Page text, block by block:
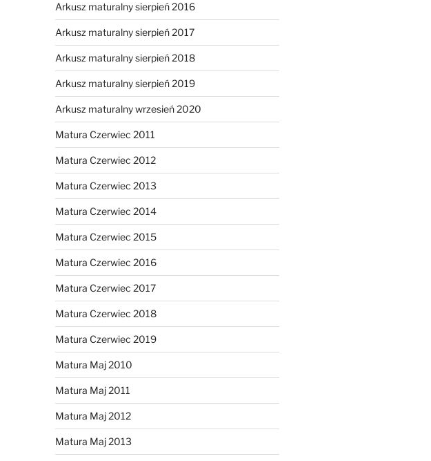
Arkusz maturalny sierpień 2016
Arkusz maturalny sierpień 2017
Arkusz maturalny sierpień 2018
Arkusz maturalny sierpień 2019
Arkusz maturalny wrzesień 2020
Matura Czerwiec 2011
Matura Czerwiec 2012
Matura Czerwiec 2013
Matura Czerwiec 2014
Matura Czerwiec 2015
Matura Czerwiec 2016
Matura Czerwiec 2017
Matura Czerwiec 2018
Matura Czerwiec 2019
Matura Maj 2010
Matura Maj 2011
Matura Maj 2012
Matura Maj 2013